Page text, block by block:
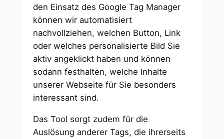
den Einsatz des Google Tag Manager
können wir automatisiert
nachvollziehen, welchen Button, Link
oder welches personalisierte Bild Sie
aktiv angeklickt haben und können
sodann festhalten, welche Inhalte
unserer Webseite für Sie besonders
interessant sind.
Das Tool sorgt zudem für die
Auslösung anderer Tags, die ihrerseits